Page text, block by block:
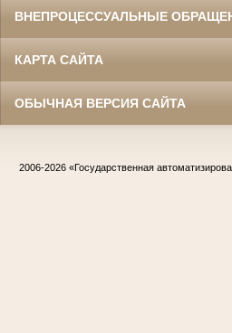
ВНЕПРОЦЕССУАЛЬНЫЕ
КАРТА САЙТА
ОБЫЧНАЯ ВЕРСИЯ САЙТА
2006-2026 «Государственная